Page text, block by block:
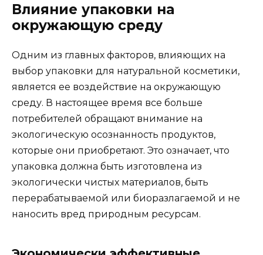
Влияние упаковки на
окружающую среду
Одним из главных факторов, влияющих на
выбор упаковки для натуральной косметики,
является ее воздействие на окружающую
среду. В настоящее время все больше
потребителей обращают внимание на
экологическую осознанность продуктов,
которые они приобретают. Это означает, что
упаковка должна быть изготовлена из
экологически чистых материалов, быть
перерабатываемой или биоразлагаемой и не
наносить вред природным ресурсам.